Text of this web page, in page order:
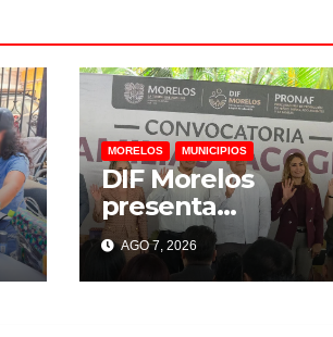
MORELOS MUNICIPIOS
DIF Morelos
presenta
convocatoria para
familias de acogida
AGO 7, 2026